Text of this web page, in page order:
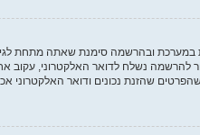
נשלח לדואר האלקטרוני, עקוב
שהזנת נכונים ודואר האלקטרוני